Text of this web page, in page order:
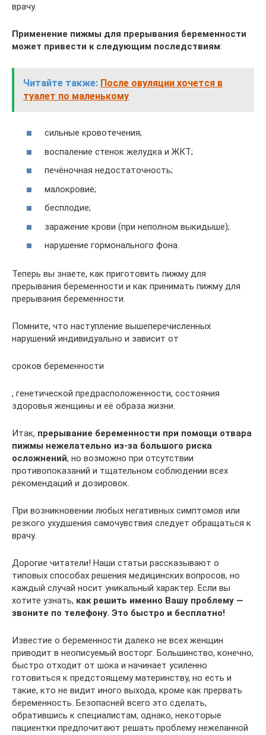
врачу.
Применение пижмы для прерывания беременности
может привести к следующим последствиям:
Читайте также: После овуляции хочется в
туалет по маленькому
сильные кровотечения;
воспаление стенок желудка и ЖКТ;
печёночная недостаточность;
малокровие;
бесплодие;
заражение крови (при неполном выкидыше);
нарушение гормонального фона.
Теперь вы знаете, как приготовить пижму для
прерывания беременности и как принимать пижму для
прерывания беременности.
Помните, что наступление вышеперечисленных
нарушений индивидуально и зависит от
сроков беременности
, генетической предрасположенности, состояния
здоровья женщины и её образа жизни.
Итак, прерывание беременности при помощи отвара
пижмы нежелательно из-за большого риска
осложнений, но возможно при отсутствии
противопоказаний и тщательном соблюдении всех
рекомендаций и дозировок.
При возникновении любых негативных симптомов или
резкого ухудшения самочувствия следует обращаться к
врачу.
Дорогие читатели! Наши статьи рассказывают о
типовых способах решения медицинских вопросов, но
каждый случай носит уникальный характер. Если вы
хотите узнать, как решить именно Вашу проблему —
звоните по телефону. Это быстро и бесплатно!
Известие о беременности далеко не всех женщин
приводит в неописуемый восторг. Большинство, конечно,
быстро отходит от шока и начинает усиленно
готовиться к предстоящему материнству, но есть и
такие, кто не видит иного выхода, кроме как прервать
беременность. Безопасней всего это сделать,
обратившись к специалистам, однако, некоторые
пациентки предпочитают решать проблему нежеланной